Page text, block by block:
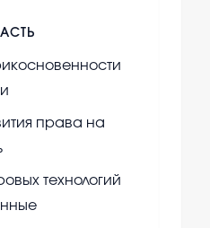
права на
технологий